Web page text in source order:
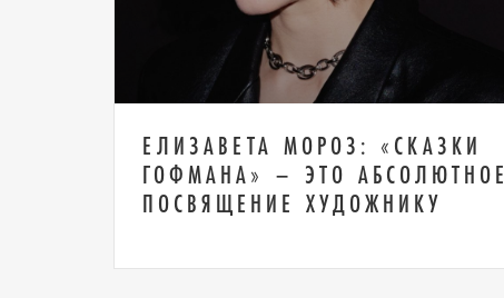
ЕЛИЗАВЕТА МОРОЗ: «СКАЗКИ
ГОФМАНА» – ЭТО АБСОЛЮТНОЕ
ПОСВЯЩЕНИЕ ХУДОЖНИКУ